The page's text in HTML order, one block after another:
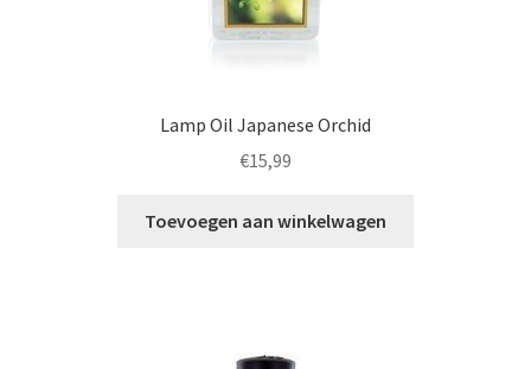
Lamp Oil Japanese Orchid
€15,99
Toevoegen aan winkelwagen